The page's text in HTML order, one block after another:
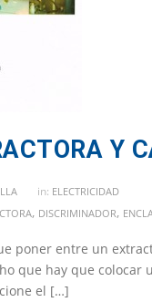
Y
in: ELECTRICIDAD
, DISCRIMINADOR,
poner entre un
que hay que
el […]